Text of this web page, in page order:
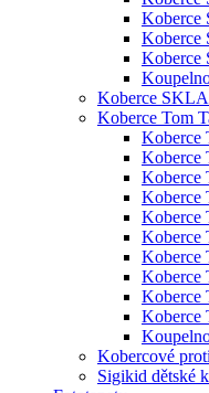
Koberce
Koberce
Koberce
Koberce
Koberce Tom
Koberce
Koberce
Koberce
Koberce
Koberce
Koberce
Koberce
Koberce
Koberce
Koberce
Kobercové
Sigikid dětské